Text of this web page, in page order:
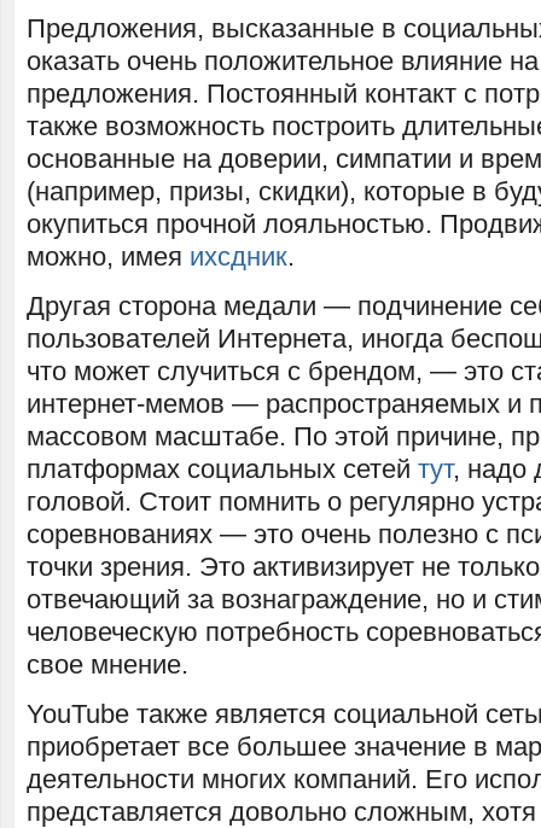
Предложения, высказанные в
оказать очень положительное влияние
предложения. Постоянный контакт с
также возможность построить
основанные на доверии, симпатии и
(например, призы, скидки), которые в
окупиться прочной лояльностью.
можно, имея ихсдник.
Другая сторона медали — подчинение
пользователей Интернета, иногда
что может случиться с брендом, — это
интернет-мемов — распространяемых и
массовом масштабе. По этой причине,
платформах социальных сетей тут, надо
головой. Стоит помнить о регулярно
соревнованиях — это очень полезно с
точки зрения. Это активизирует не
отвечающий за вознаграждение, но и
человеческую потребность
свое мнение.
YouTube также является социальной
приобретает все большее значение в
деятельности многих компаний. Его
представляется довольно сложным,